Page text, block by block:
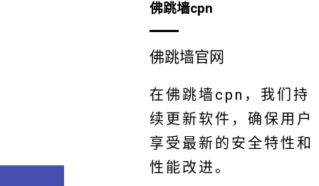
佛跳墙cpn
佛跳墙官网
在佛跳墙cpn，我们持
续更新软件，确保用户
享受最新的安全特性和
性能改进。